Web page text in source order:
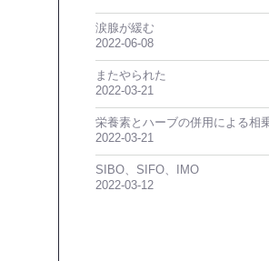
涙腺が緩む
2022-06-08
またやられた
2022-03-21
栄養素とハーブの併用による相
2022-03-21
SIBO、SIFO、IMO
2022-03-12